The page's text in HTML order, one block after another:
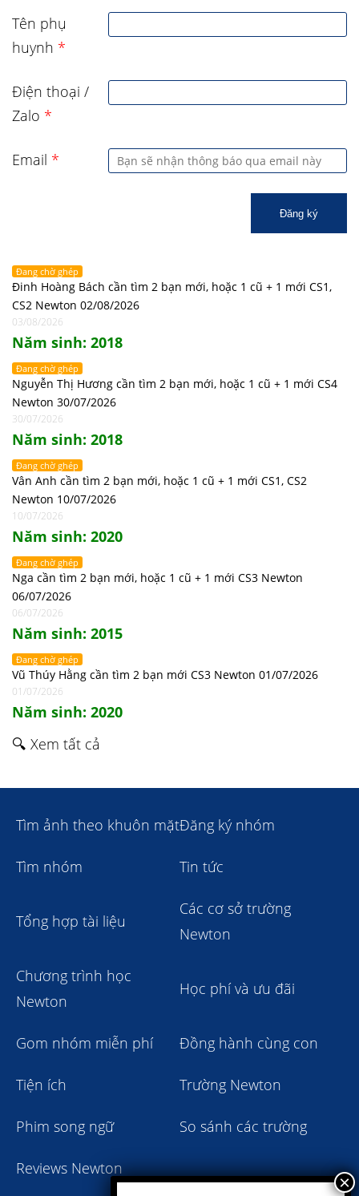
Tên phụ
huynh *
Điện thoại /
Zalo *
Email *
Đăng ký
Đang chờ ghép
Đinh Hoàng Bách cần tìm 2 bạn mới, hoặc 1 cũ + 1 mới CS1,
CS2 Newton 02/08/2026
03/08/2026
Năm sinh: 2018
Đang chờ ghép
Nguyễn Thị Hương cần tìm 2 bạn mới, hoặc 1 cũ + 1 mới CS4
Newton 30/07/2026
30/07/2026
Năm sinh: 2018
Đang chờ ghép
Vân Anh cần tìm 2 bạn mới, hoặc 1 cũ + 1 mới CS1, CS2
Newton 10/07/2026
10/07/2026
Năm sinh: 2020
Đang chờ ghép
Nga cần tìm 2 bạn mới, hoặc 1 cũ + 1 mới CS3 Newton
06/07/2026
06/07/2026
Năm sinh: 2015
Đang chờ ghép
Vũ Thúy Hằng cần tìm 2 bạn mới CS3 Newton 01/07/2026
01/07/2026
Năm sinh: 2020
🔍 Xem tất cả
Tìm ảnh theo khuôn mặtĐăng ký nhóm
Tìm nhóm Tin tức
Tổng hợp tài liệu
Các cơ sở trường
Newton
Chương trình học
Newton
Học phí và ưu đãi
Gom nhóm miễn phí Đồng hành cùng con
Tiện ích Trường Newton
Phim song ngữ So sánh các trường
Reviews Newton